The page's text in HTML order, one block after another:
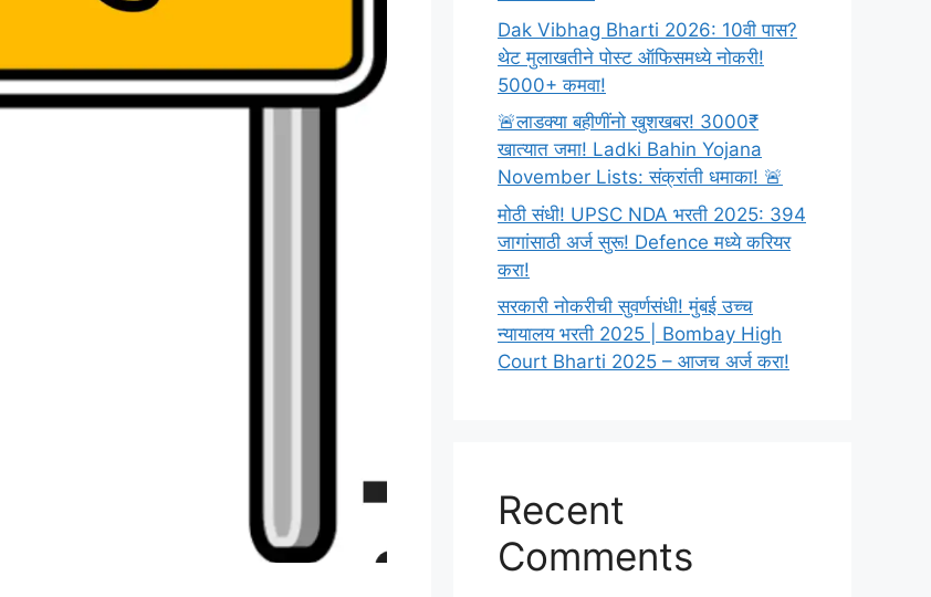
Dak Vibhag Bharti 2026: 10वी पास?
थेट मुलाखतीने पोस्ट ऑफिसमध्ये नोकरी!
5000+ कमवा!
🚨लाडक्या बहीणींनो खुशखबर! 3000₹
खात्यात जमा! Ladki Bahin Yojana
November Lists: संक्रांती धमाका! 🚨
मोठी संधी! UPSC NDA भरती 2025: 394
जागांसाठी अर्ज सुरू! Defence मध्ये करियर
करा!
सरकारी नोकरीची सुवर्णसंधी! मुंबई उच्च
न्यायालय भरती 2025 | Bombay High
Court Bharti 2025 – आजच अर्ज करा!
Recent
Comments